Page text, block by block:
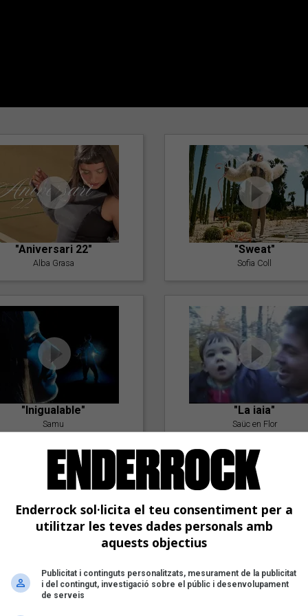
"Aniversari 22"
Alba Grasa
"Sweat"
Sofia Coll
"Inigualable"
Samu
"La iaia"
Saüc en Flor
"Amb tu"
"Postlude To A Kiss"
Goran Levi
Enderrock sol·licita el teu consentiment per a
utilitzar les teves dades personals amb
aquests objectius
Publicitat i continguts personalitzats, mesurament de la publicitat
i del contingut, investigació sobre el públic i desenvolupament
de serveis